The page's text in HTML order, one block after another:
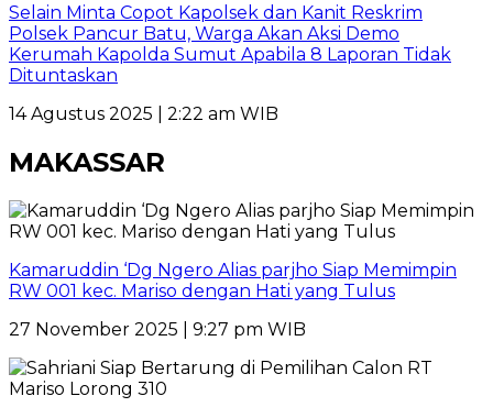
Selain Minta Copot Kapolsek dan Kanit Reskrim
Polsek Pancur Batu, Warga Akan Aksi Demo
Kerumah Kapolda Sumut Apabila 8 Laporan Tidak
Dituntaskan
14 Agustus 2025 | 2:22 am WIB
MAKASSAR
Kamaruddin ‘Dg Ngero Alias parjho Siap Memimpin
RW 001 kec. Mariso dengan Hati yang Tulus
27 November 2025 | 9:27 pm WIB